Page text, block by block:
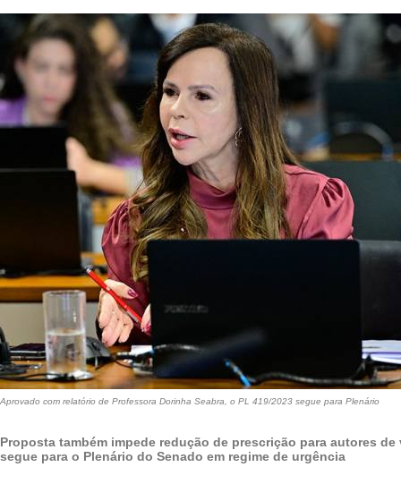
Aprovado com relatório de Professora Dorinha Seabra, o PL 419/2023 segue para Plenário
Proposta também impede redução de prescrição para autores
segue para o Plenário do Senado em regime de urgência